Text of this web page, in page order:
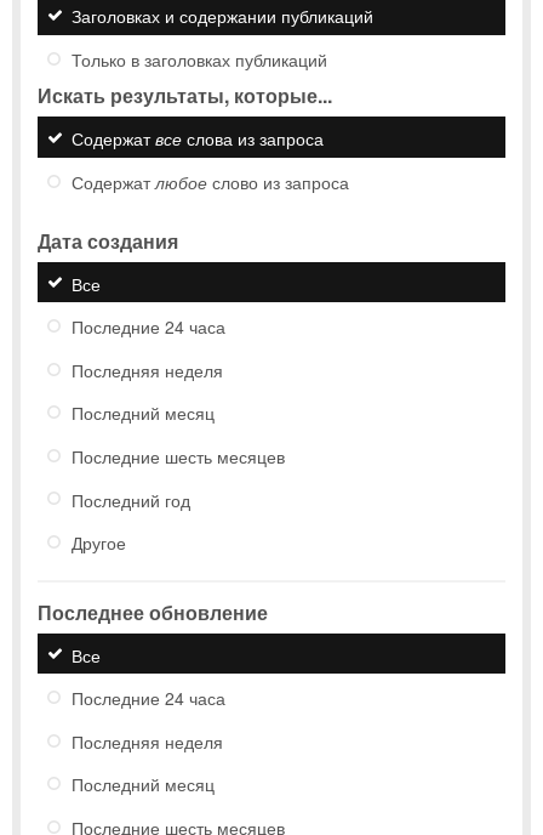
Заголовках и содержании публикаций
Только в заголовках публикаций
Искать результаты, которые...
Содержатвсе слова из запроса
Содержатлюбое слово из запроса
Дата создания
Все
Последние 24 часа
Последняя неделя
Последний месяц
Последние шесть месяцев
Последний год
Другое
Последнее обновление
Все
Последние 24 часа
Последняя неделя
Последний месяц
Последние шесть месяцев